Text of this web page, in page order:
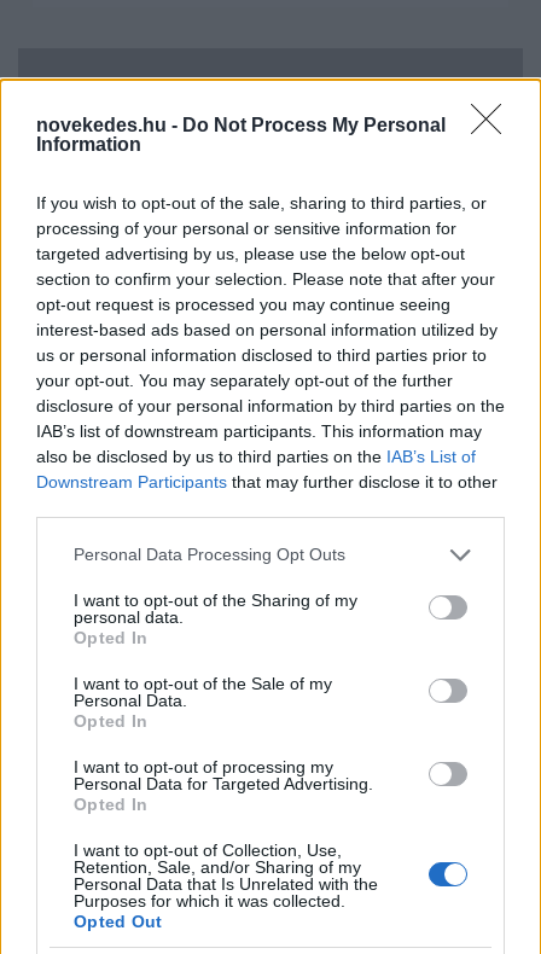
novekedes.hu - Do Not Process My Personal
Information
If you wish to opt-out of the sale, sharing to third parties, or
processing of your personal or sensitive information for
targeted advertising by us, please use the below opt-out
section to confirm your selection. Please note that after your
opt-out request is processed you may continue seeing
interest-based ads based on personal information utilized by
us or personal information disclosed to third parties prior to
your opt-out. You may separately opt-out of the further
disclosure of your personal information by third parties on the
IAB’s list of downstream participants. This information may
also be disclosed by us to third parties on the IAB’s List of
Downstream Participants that may further disclose it to other
Please note that this website/app uses one or more Google
not limited to your visit or usage behaviour. You may click to
grant or deny consent to Google and its third-party tags to
use your data for below specified purposes in below Google
consent section.
Personal Data Processing Opt Outs
I want to opt-out of the Sharing of my
personal data.
Opted In
I want to opt-out of the Sale of my
Personal Data.
Opted In
I want to opt-out of processing my
Personal Data for Targeted Advertising.
Opted In
I want to opt-out of Collection, Use,
Retention, Sale, and/or Sharing of my
Personal Data that Is Unrelated with the
Purposes for which it was collected.
Opted Out
Kéthónapos a Tisza-kormány: íme a mérleg!
2026. júl. 21.
Uniós források: íme a teendők, amelyek a
pénzek érkezéséhez még szükségesek
ELEMZÉSEK